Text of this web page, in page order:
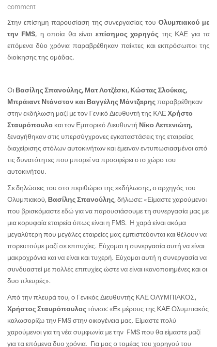
comment
Στην επίσημη παρουσίαση της συνεργασίας τουΟλυμπιακού με
την FMS, η οποία θα είναι επίσημος χορηγός της ΚΑΕ για τα
επόμενα δύο χρόνια παραβρέθηκαν παίκτες και εκπρόσωποι της
διοίκησης της ομάδας.
Οι Βασίλης Σπανούλης, Ματ Λοτζέσκι, Κώστας Σλούκας,
Μπράιαντ Ντάνστον και Βαγγέλης Μάντζαρηςπαραβρέθηκαν
στην εκδήλωση μαζί με τον Γενικό Διευθυντή της ΚΑΕΧρήστο
Σταυρόπουλο και τον Εμπορικό Διευθυντή Νίκο Λεπενιώτη,
ξεναγήθηκαν στις υπερσύγχρονες εγκαταστάσεις της εταιρείας
διαχείρισης στόλων αυτοκινήτων και έμειναν εντυπωσιασμένοι από
τις δυνατότητες που μπορεί να προσφέρει στο χώρο του
αυτοκινήτου.
Σε δηλώσεις του στο περιθώριο της εκδήλωσης, ο αρχηγός του
Ολυμπιακού, Βασίλης Σπανούλης, δήλωσε: «Είμαστε χαρούμενοι
που βρισκόμαστε εδώ για να παρουσιάσουμε τη συνεργασία μας με
μια κορυφαία εταιρεία όπως είναι η FMS. Η χαρά είναι ακόμα
μεγαλύτερη που μεγάλες εταιρείες μας εμπιστεύονται και θέλουν να
πορευτούμε μαζί σε επιτυχίες. Εύχομαι η συνεργασία αυτή να είναι
μακροχρόνια και να είναι και τυχερή. Εύχομαι αυτή η συνεργασία να
συνδυαστεί με πολλές επιτυχίες ώστε να είναι ικανοποιημένες και οι
δυο πλευρές».
Από την πλευρά του, ο Γενικός Διευθυντής ΚΑΕ ΟΛΥΜΠΙΑΚΟΣ,
Χρήστος Σταυρόπουλοςτόνισε: «Εκ μέρους της ΚΑΕ Ολυμπιακός
καλωσορίζω την FMS στην οικογένεια μας. Είμαστε πολύ
χαρούμενοι για τη νέα συμφωνία με την FMS που θα είμαστε μαζί
για τα επόμενα δυο χρόνια. Για μας ο τομέας του χορηγού του